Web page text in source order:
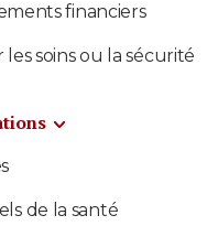
financiers
soins ou la sécurité
de la santé